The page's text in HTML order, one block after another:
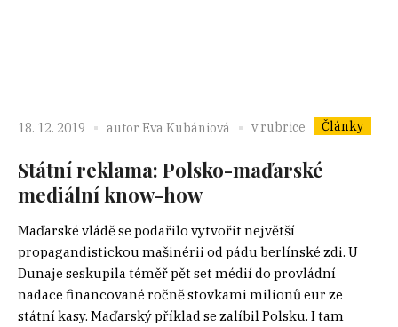
18. 12. 2019 autor Eva Kubániová v rubrice Články
Státní reklama: Polsko-maďarské
mediální know-how
Maďarské vládě se podařilo vytvořit největší
propagandistickou mašinérii od pádu berlínské zdi. U
Dunaje seskupila téměř pět set médií do provládní
nadace financované ročně stovkami milionů eur ze
státní kasy. Maďarský příklad se zalíbil Polsku. I tam